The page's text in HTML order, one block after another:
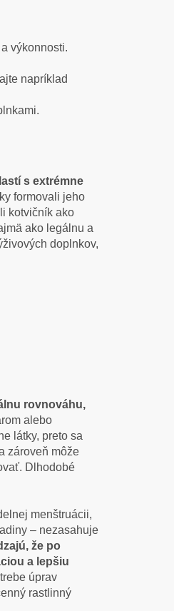
výkonnosti.
napríklad
s extrémne
formovali jeho
kotvičník ako
ako legálnu a
doplnkov,
rovnováhu,
alebo
látky, preto sa
zároveň môže
Dlhodobé
menštruácii,
– nezasahuje
že po
a lepšiu
úprav
rastlinný